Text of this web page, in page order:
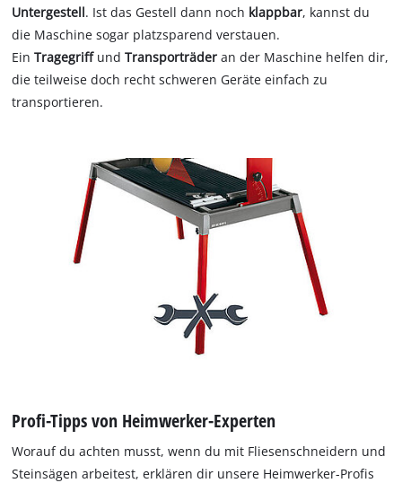
Untergestell. Ist das Gestell dann noch klappbar, kannst du
die Maschine sogar platzsparend verstauen.
EinTragegriff undTransporträderan der Maschine helfen dir,
die teilweise doch recht schweren Geräte einfach zu
transportieren.
Profi-Tipps von Heimwerker-Experten
Worauf du achten musst, wenn du mit Fliesenschneidern und
Steinsägen arbeitest, erklären dir unsere Heimwerker-Profis